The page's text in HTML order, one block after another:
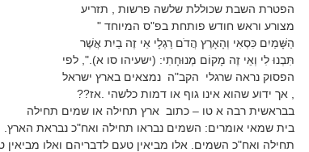
הפטרת השבת שכוללת שלשה פרשות , תזריע
מצורע וראש חודש פותחת בפ"ס המיוחד "
הַשָּׁמַיִם כִּסְאִי וְהָאָרֶץ הֲדֹם רַגְלָי אֵי זֶה בַיִת אֲשֶׁר
תִּבְנוּ לִי וְאֵי זֶה מָקוֹם מְנוּחָתִי: (ישעיהו סו א).", לפי
הפסוק נראה שרגלי הקב"ה נמצאים בארץ ישראל
, אך ידוע שהוא אינו גוף או דמות כלשהי .אז??
בבראשית רבה א טו – כתוב ארץ תחילה או שמים תחילה
בית שמאי אומרים: השמים נבראו תחילה ואח"כ נבראת הארץ.
תחילה ואח"כ השמים. אלו מביאין טעם לדבריהם ואלו